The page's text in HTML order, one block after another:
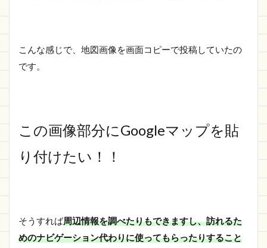
こんな感じで、地図画像を画面コピーで投稿していたの
です。
この画像部分にGoogleマップを貼
り付けたい！！
そうすれば周辺情報を調べたりもできますし、訪れるた
めのナビゲーション代わりに使ってもらったりすること